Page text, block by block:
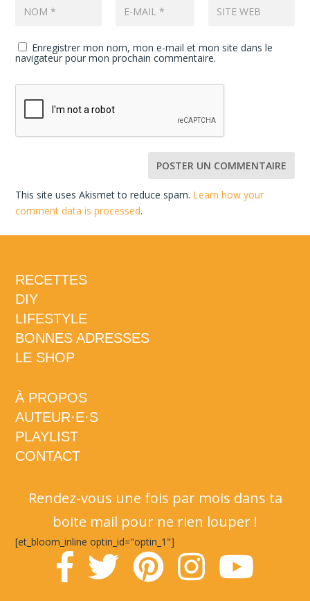
Enregistrer mon nom, mon e-mail et mon site dans le
navigateur pour mon prochain commentaire.
This site uses Akismet to reduce spam. Learn how your
comment data is processed.
RECETTES
DIY
LIFESTYLE
BONNES ADRESSES
LE SHOP
À PROPOS
AUTEUR·E·S
PLAYLIST
CONTACT
Rendez-vous une fois par mois dans ta
boite mail pour ne rien louper !
[et_bloom_inline optin_id="optin_1"]